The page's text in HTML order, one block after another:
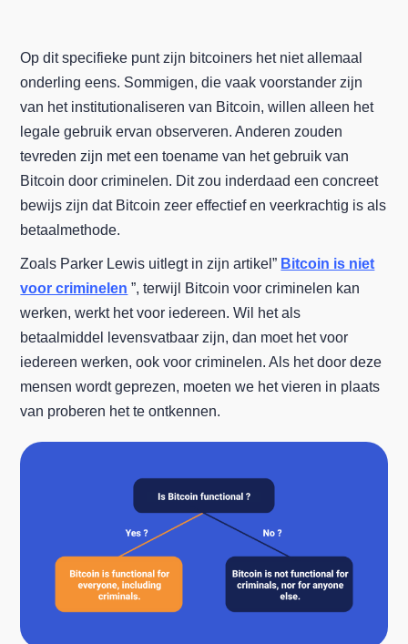
Op dit specifieke punt zijn bitcoiners het niet allemaal
onderling eens. Sommigen, die vaak voorstander zijn
van het institutionaliseren van Bitcoin, willen alleen het
legale gebruik ervan observeren. Anderen zouden
tevreden zijn met een toename van het gebruik van
Bitcoin door criminelen. Dit zou inderdaad een concreet
bewijs zijn dat Bitcoin zeer effectief en veerkrachtig is als
betaalmethode.
Zoals Parker Lewis uitlegt in zijn artikel” Bitcoin is niet
voor criminelen ”, terwijl Bitcoin voor criminelen kan
werken, werkt het voor iedereen. Wil het als
betaalmiddel levensvatbaar zijn, dan moet het voor
iedereen werken, ook voor criminelen. Als het door deze
mensen wordt geprezen, moeten we het vieren in plaats
van proberen het te ontkennen.